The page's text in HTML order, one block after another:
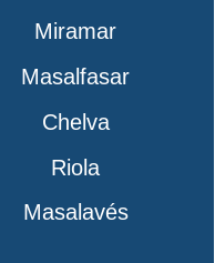
Miramar
Masalfasar
Chelva
Riola
Masalavés